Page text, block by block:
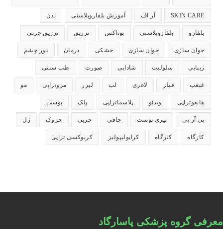
SKIN CARE آر اف آموزش بلفاروپلاستی بدن
بلفارو بلفاروپلاستی بوتاکس تزریق تزریق چربی
جوان سازی جوان سازی خشکی درمان دور چشم
زیبایی سلولیت شادابی صورت طب سنتی
غبغب فیلر لاغری لب لیزر مزوتراپی مو
هایفوتراپی ویدئو پلاسماتراپی پلک پوست
پی آر پی پیری پوست چاقی چربی چروک ژل
کارگاه کارگاه کرایولیپولیز کربوکسی تراپی
معرفی گروه پزشکی پاسارگاد